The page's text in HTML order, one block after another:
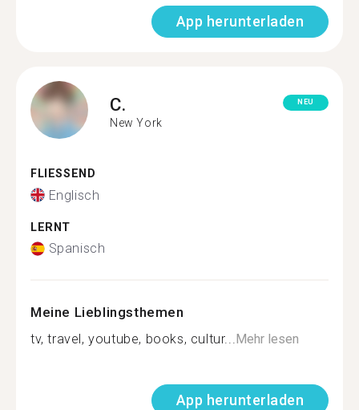
App herunterladen
C.
New York
NEU
FLIESSEND
Englisch
LERNT
Spanisch
Meine Lieblingsthemen
tv, travel, youtube, books, cultur...Mehr lesen
App herunterladen